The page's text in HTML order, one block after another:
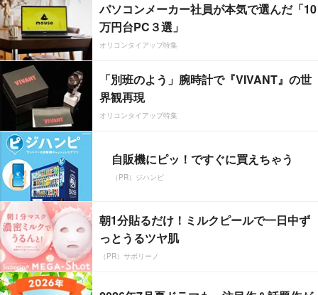
パソコンメーカー社員が本気で選んだ「10
万円台PC３選」
オリコンタイアップ特集
「別班のよう」腕時計で『VIVANT』の世
界観再現
オリコンタイアップ特集
自販機にピッ！ですぐに買えちゃう
（PR）ジハンピ
朝1分貼るだけ！ミルクピールで一日中ず
っとうるツヤ肌
（PR）サボリーノ